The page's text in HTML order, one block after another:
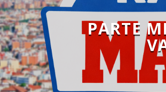
PARTE